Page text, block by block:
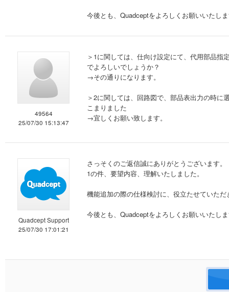
今後とも、Quadceptをよろしくお願いいたし
49564
25/07/30 15:13:47
＞1に関しては、仕向け設定にて、代用部品
でよろしいでしょうか？
→その通りになります。
＞2に関しては、回路図で、部品表出力の時
こまりました
→宜しくお願い致します。
Quadcept Support
25/07/30 17:01:21
さっそくのご返信誠にありがとうございます。
1の件、要望内容、理解いたしました。
機能追加の際の仕様検討に、役立たせていただ
今後とも、Quadceptをよろしくお願いいたし